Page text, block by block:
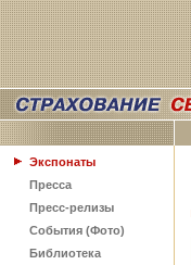
Экспонаты
Пресса
Пресс-релизы
События (Фото)
Библиотека